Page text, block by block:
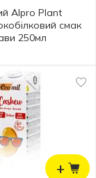
Alpro Plant
смак
250мл
+